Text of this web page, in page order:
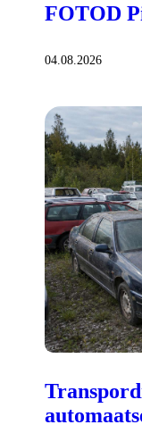
FOTOD
04.08.2026